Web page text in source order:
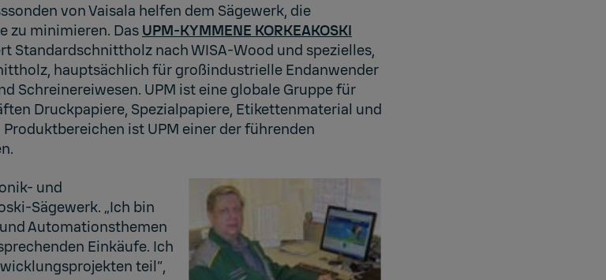
von Vaisala helfen dem Sägewerk, die
zu minimieren. Das UPM-KYMMENE KORKEAKOSKI
Standardschnittholz nach WISA-Wood und spezielles,
hauptsächlich für großindustrielle Endanwender
Schreinereiwesen. UPM ist eine globale Gruppe für
Druckpapiere, Spezialpapiere, Etikettenmaterial und
ist UPM einer der führenden
und
Sägewerk. „Ich bin
Automationsthemen
Einkäufe. Ich
teil“,